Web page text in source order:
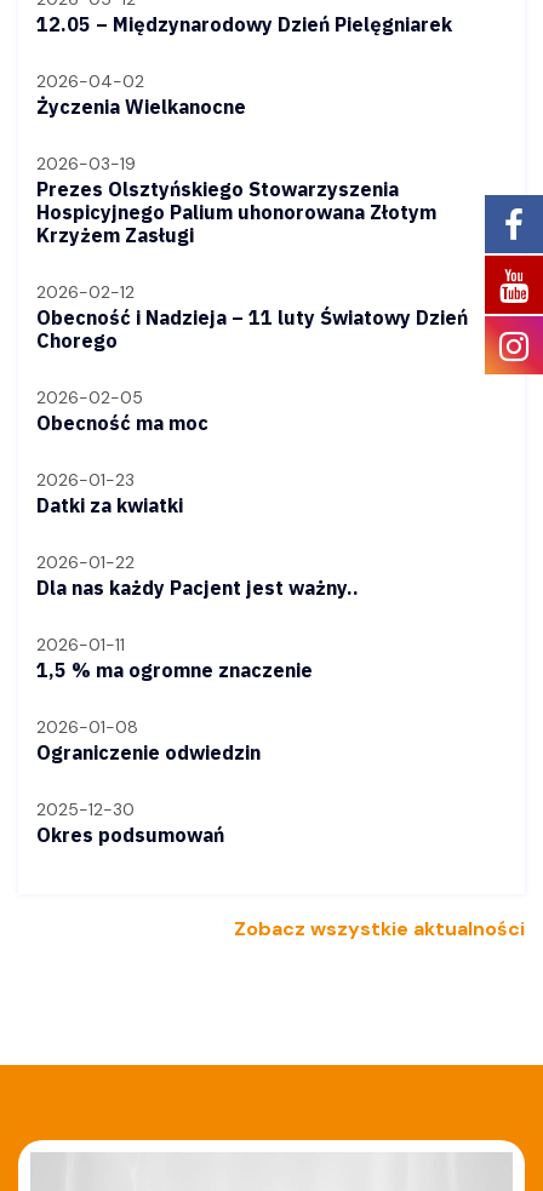
12.05 – Międzynarodowy Dzień Pielęgniarek
2026-04-02
Życzenia Wielkanocne
2026-03-19
Prezes Olsztyńskiego Stowarzyszenia
Hospicyjnego Palium uhonorowana Złotym
Krzyżem Zasługi
2026-02-12
Obecność i Nadzieja – 11 luty Światowy Dzień
Chorego
2026-02-05
Obecność ma moc
2026-01-23
Datki za kwiatki
2026-01-22
Dla nas każdy Pacjent jest ważny..
2026-01-11
1,5 % ma ogromne znaczenie
2026-01-08
Ograniczenie odwiedzin
2025-12-30
Okres podsumowań
Zobacz wszystkie aktualności